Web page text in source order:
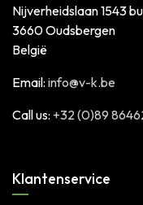
Nijverheidslaan 1543
3660 Oudsbergen
België
Email: info@v-k.be
Call us: +32 (0)89
Klantenservice